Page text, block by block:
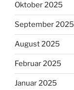
Oktober 2025
September 2025
August 2025
Februar 2025
Januar 2025